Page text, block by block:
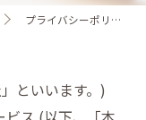
プライバシーポリシー
といいます。)